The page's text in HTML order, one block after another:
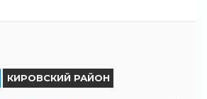
КИРОВСКИЙ РАЙОН